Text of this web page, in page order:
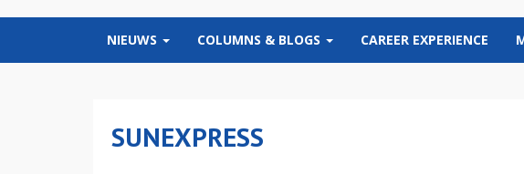
NIEUWS COLUMNS & BLOGS CAREER EXPERIENCE
SUNEXPRESS